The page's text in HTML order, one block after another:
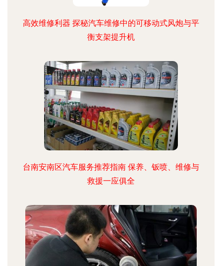
高效维修利器 探秘汽车维修中的可移动式风炮与平
衡支架提升机
台南安南区汽车服务推荐指南 保养、钣喷、维修与
救援一应俱全